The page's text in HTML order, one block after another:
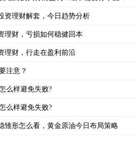
资理财解套，今日趋势分析
理财，亏损如何稳健回本
理财，行走在盈利前沿
注意？
么样避免失败?
么样避免失败?
雏形怎么看，黄金原油今日布局策略